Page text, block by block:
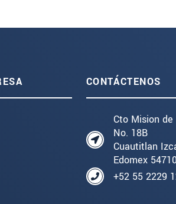
CONTÁCTENOS
Cto Mision
No. 18B
Cuautitlan
Edomex
+52 55 2229